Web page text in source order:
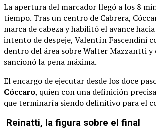
La apertura del marcador llegó a los 8
tiempo. Tras un centro de Cabrera,
marca de cabeza y habilitó el avance
intento de despeje, Valentín Fascendini
dentro del área sobre Walter Mazzantti
sancionó la pena máxima.
El encargo de ejecutar desde los doce
Cóccaro, quien con una definición
que terminaría siendo definitivo para el
Reinatti, la figura sobre el final